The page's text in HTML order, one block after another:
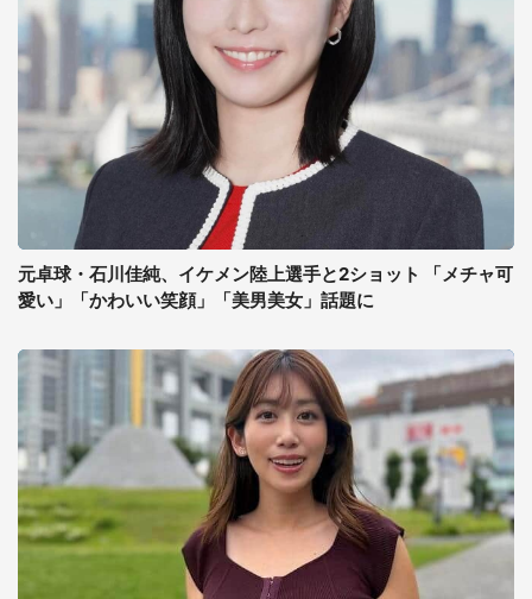
元卓球・石川佳純、イケメン陸上選手と2ショット 「メチャ可
愛い」「かわいい笑顔」「美男美女」話題に